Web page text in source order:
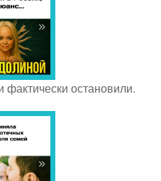
остановили.